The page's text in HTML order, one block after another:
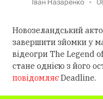
Новозеландський
завершити зйомки у
відеогри The Legend
стане однією з його
повідомляєDeadline.